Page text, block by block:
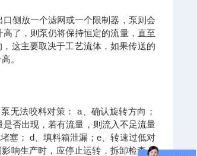
侧放一个滤网或一个限制器，泵则会
了，则泵仍将保持恒定的流量，直至
这主要取决于工艺流体，如果传送的
。
无法咬料对策： a、确认旋转方向；
否出现，若有流量，则流入不足流量
塞； d、填料箱泄漏；e、转速过低对
响生产时，应停止运转，拆卸检查；